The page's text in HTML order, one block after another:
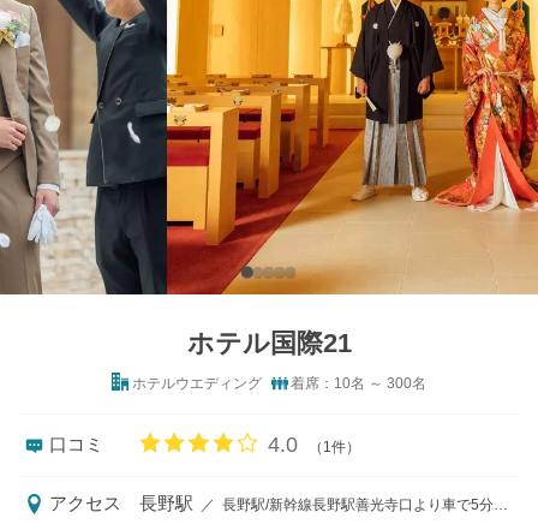
ホテル国際21
ホテルウエディング 着席：10名 ～ 300名
口コミ 口コミ評価
4.0 （1件）
アクセス 長野駅 ／ 長野駅/新幹線長野駅善光寺口より車で5分（徒歩15分） 上信越自動車道長野IC・須坂長野東ICより車で20分 マイクロバス送迎有・駅シャトルバス送迎有